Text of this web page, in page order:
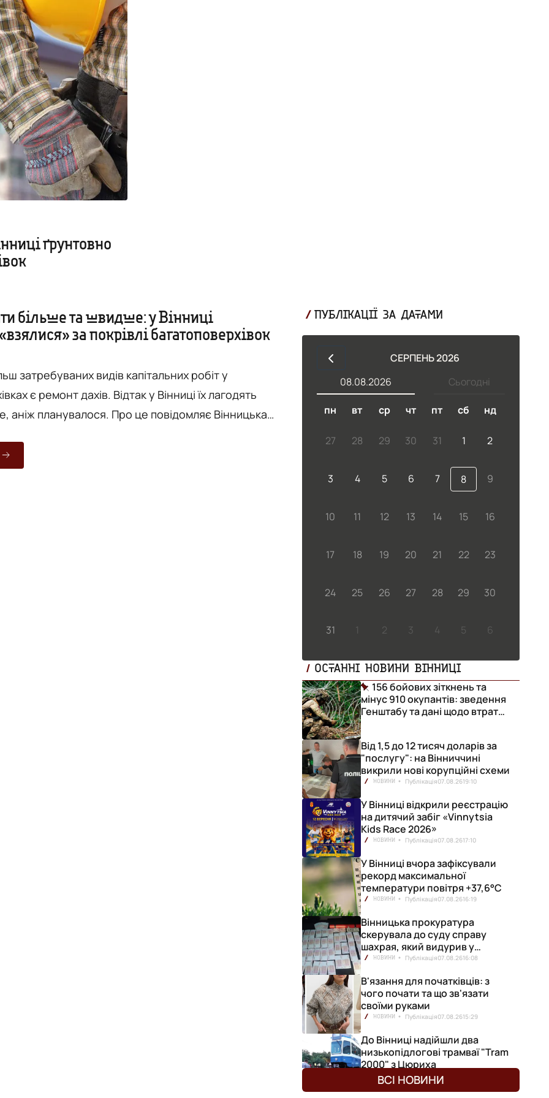
ґрунтовно
більше та швидше: у Вінниці
за покрівлі багатоповерхівок
затребуваних видів капітальних робіт у
є ремонт дахів. Відтак у Вінниці їх лагодять
аніж планувалося. Про це повідомляє Вінницька
будинках, що на два пункти більше, аніж було
за весь 2017-й. Зокрема Директор
ПУБЛІКАЦІЇ ЗА ДАТАМИ
СЕРПЕНЬ 2026
Сьогодні
08.08.2026
пн вт ср чт пт сб нд
27 28 29 30 31 1 2
3 4 5 6 7 8 9
10 11 12 13 14 15 16
17 18 19 20 21 22 23
24 25 26 27 28 29 30
31 1 2 3 4 5 6
ОСТАННІ НОВИНИ ВІННИЦІ
156 бойових зіткнень та
мінус 910 окупантів: зведення
Генштабу та дані щодо втрат
Від 1,5 до 12 тисяч доларів за
"послугу": на Вінниччині
викрили нові корупційні схеми
НОВИНИ Публікація07.08.2619:10
У Вінниці відкрили реєстрацію
на дитячий забіг «Vinnytsia
Kids Race 2026»
НОВИНИ Публікація07.08.2617:10
У Вінниці вчора зафіксували
рекорд максимальної
температури повітря +37,6°С
НОВИНИ Публікація07.08.2616:19
Вінницька прокуратура
скерувала до суду справу
шахрая, який видурив у
вінничанки 154 тисячі гривень
НОВИНИ Публікація07.08.2616:08
В'язання для початківців: з
чого почати та що зв'язати
своїми руками
НОВИНИ Публікація07.08.2615:29
До Вінниці надійшли два
низькопідлогові трамваї "Tram
2000" з Цюриха
НОВИНИ Публікація07.08.26
ВСІ НОВИНИ